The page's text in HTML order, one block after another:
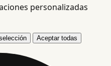
personalizadas
Aceptar todas